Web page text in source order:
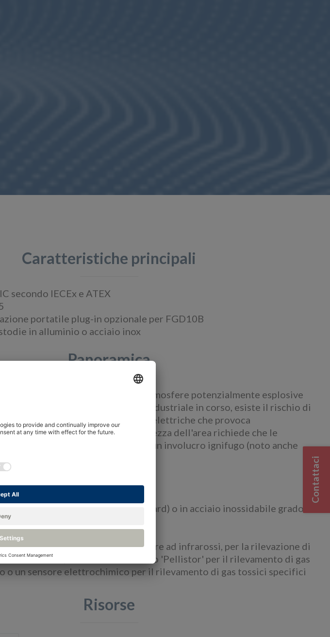
Caratteristiche principali
secondo IECEx e ATEX
portatile plug-in opzionale per FGD10B
in alluminio o acciaio inox
Panoramica
antideflagranti sono utilizzati in atmosfere potenzialmente esplosive
dell'ambiente o del processo industriale in corso, esiste il rischio di
proveniente da apparecchiature elettriche che provoca
responsabile della sicurezza dell'area richiede che le
siano racchiuse all'interno di un involucro ignifugo (noto anche
petrolifere, del gas e chimiche.
in fusione di alluminio (tipo standard) o in acciaio inossidabile grado
un unico sensore che è un sensore ad infrarossi, per la rilevazione di
carbonica, un sensore catalitico 'Pellistor' per il rilevamento di gas
o un sensore elettrochimico per il rilevamento di gas tossici specifici
Risorse
Contattaci